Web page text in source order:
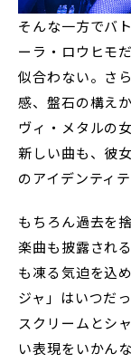
そんな一方でバ
ーラ・ロウヒモ
似合わない。さ
感、盤石の構え
ヴィ・メタルの
新しい曲も、彼
のアイデンティ
もちろん過去を
楽曲も披露され
も凍る気迫を込
ジャ」はいつだ
スクリームとシ
い表現をいかん